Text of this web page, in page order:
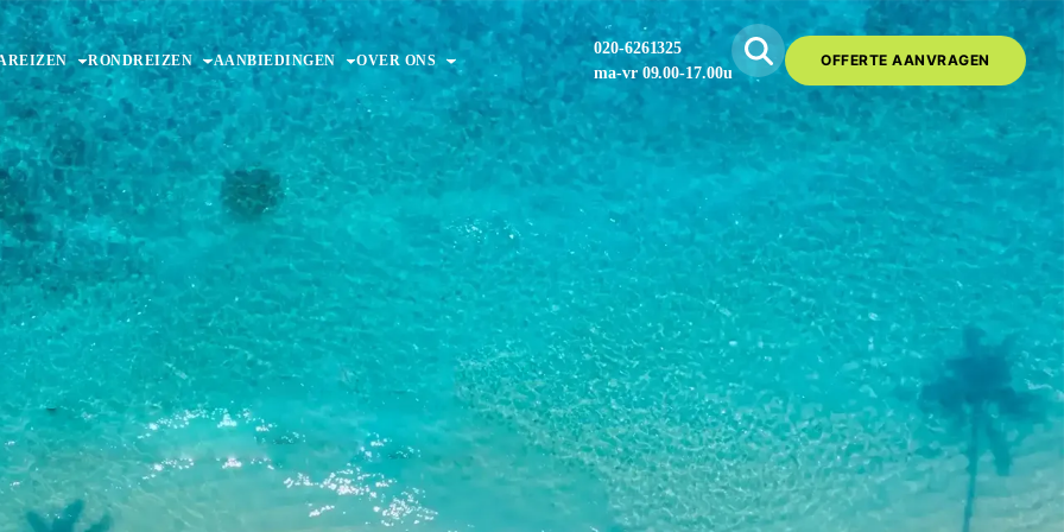
RONDREIZEN AANBIEDINGEN OVER ONS
020-6261325
ma-vr 09.00-17.00u
OFFERTE AANVRAGEN